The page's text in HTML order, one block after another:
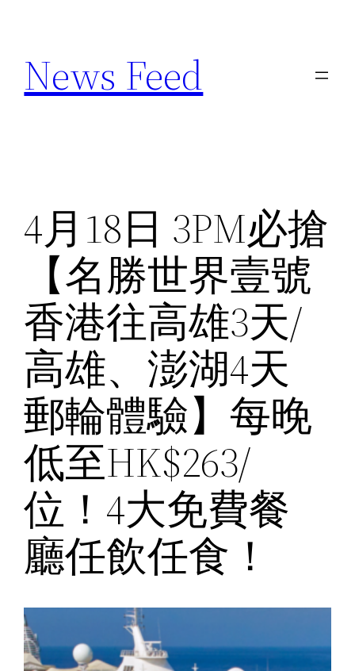
content
News Feed
4月18日 3PM必搶
【名勝世界壹號
香港往高雄3天/
高雄、澎湖4天
郵輪體驗】每晚
低至HK$263/
位！4大免費餐
廳任飲任食！